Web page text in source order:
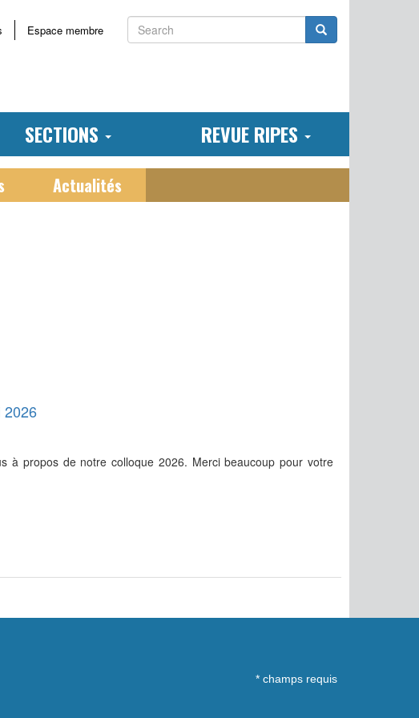
Search Search
Espace membre
SECTIONS REVUE RIPES
Actualités
2026
à propos de notre colloque 2026. Merci beaucoup pour votre
* champs requis